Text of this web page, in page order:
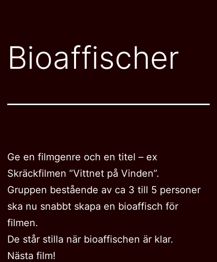
Bioaffischer
Ge en filmgenre och en titel – ex
Skräckfilmen ”Vittnet på Vinden”.
Gruppen bestående av ca 3 till 5 personer
ska nu snabbt skapa en bioaffisch för
filmen.
De står stilla när bioaffischen är klar.
Nästa film!